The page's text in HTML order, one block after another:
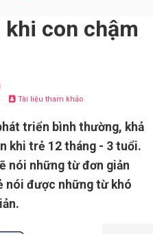
con chậm
Tài liệu tham khảo
triển bình thường, khả
khi trẻ 12 tháng - 3 tuổi.
nói những từ đơn giản
nói được những từ khó